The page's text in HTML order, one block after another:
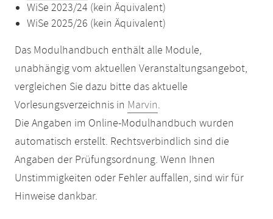
WiSe 2023/24 (kein Äquivalent)
WiSe 2025/26 (kein Äquivalent)
Das Modulhandbuch enthält alle Module,
unabhängig vom aktuellen Veranstaltungsangebot,
vergleichen Sie dazu bitte das aktuelle
Vorlesungsverzeichnis in Marvin.
Die Angaben im Online-Modulhandbuch wurden
automatisch erstellt. Rechtsverbindlich sind die
Angaben der Prüfungsordnung. Wenn Ihnen
Unstimmigkeiten oder Fehler auffallen, sind wir für
Hinweise dankbar.